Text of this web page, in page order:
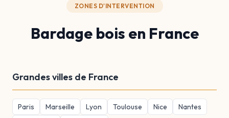
ZONES D'INTERVENTION
Bardage bois en France
Grandes villes de France
Paris Marseille Lyon Toulouse Nice
Nantes